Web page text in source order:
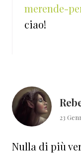
merende-
ciao!
23
Nulla di più